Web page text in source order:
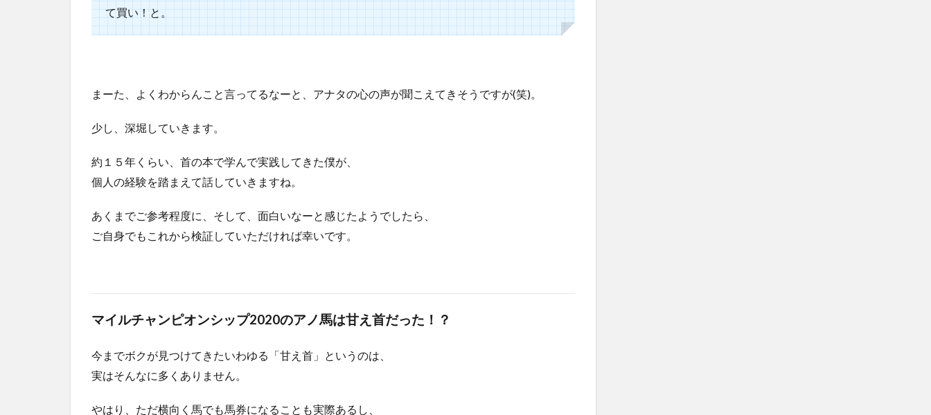
て買い！と。
まーた、よくわからんこと言ってるなーと、アナタの心の声が聞こえてきそうですが(笑)。
少し、深堀していきます。
約１５年くらい、首の本で学んで実践してきた僕が、
個人の経験を踏まえて話していきますね。
あくまでご参考程度に、そして、面白いなーと感じたようでしたら、
ご自身でもこれから検証していただければ幸いです。
マイルチャンピオンシップ2020のアノ馬は甘え首だった！？
今までボクが見つけてきたいわゆる「甘え首」というのは、
実はそんなに多くありません。
やはり、ただ横向く馬でも馬券になることも実際あるし、